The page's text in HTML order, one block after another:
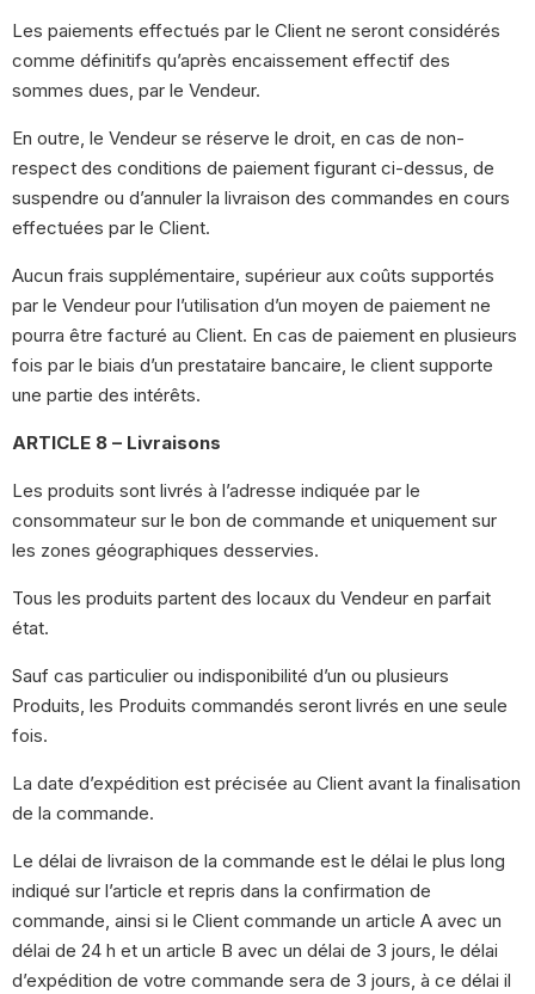
Les paiements effectués par le Client ne seront considérés
comme définitifs qu’après encaissement effectif des
sommes dues, par le Vendeur.
En outre, le Vendeur se réserve le droit, en cas de non-
respect des conditions de paiement figurant ci-dessus, de
suspendre ou d’annuler la livraison des commandes en cours
effectuées par le Client.
Aucun frais supplémentaire, supérieur aux coûts supportés
par le Vendeur pour l’utilisation d’un moyen de paiement ne
pourra être facturé au Client. En cas de paiement en plusieurs
fois par le biais d’un prestataire bancaire, le client supporte
une partie des intérêts.
ARTICLE 8 – Livraisons
Les produits sont livrés à l’adresse indiquée par le
consommateur sur le bon de commande et uniquement sur
les zones géographiques desservies.
Tous les produits partent des locaux du Vendeur en parfait
état.
Sauf cas particulier ou indisponibilité d’un ou plusieurs
Produits, les Produits commandés seront livrés en une seule
fois.
La date d’expédition est précisée au Client avant la finalisation
de la commande.
Le délai de livraison de la commande est le délai le plus long
indiqué sur l’article et repris dans la confirmation de
commande, ainsi si le Client commande un article A avec un
délai de 24 h et un article B avec un délai de 3 jours, le délai
d’expédition de votre commande sera de 3 jours, à ce délai il